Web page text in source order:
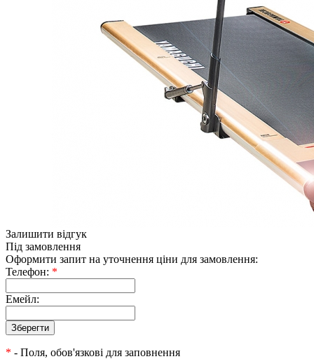
Залишити відгук
Під замовлення
Оформити запит на уточнення ціни для замовлення:
Телефон: *
Емейл:
* - Поля, обов'язкові для заповнення